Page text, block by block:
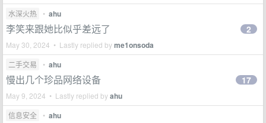
水深火热 • ahu
李笑来跟她比似乎差远了
May 30, 2024 • Lastly replied byme1onsoda
2
二手交易 • ahu
慢出几个珍品网络设备
May 9, 2024 • Lastly replied byahu
17
信息安全 • ahu